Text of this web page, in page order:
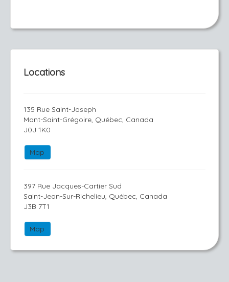
Locations
135 Rue Saint-Joseph
Mont-Saint-Grégoire, Québec, Canada
J0J 1K0
Map
397 Rue Jacques-Cartier Sud
Saint-Jean-Sur-Richelieu, Québec, Canada
J3B 7T1
Map